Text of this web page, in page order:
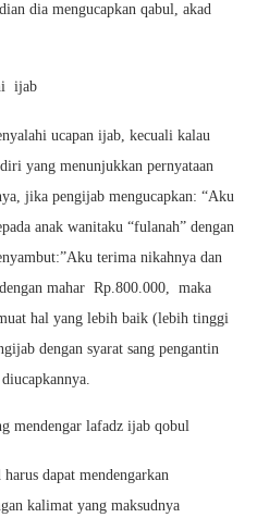
dia mengucapkan qabul, akad
ijab
ucapan ijab, kecuali kalau
yang menunjukkan pernyataan
jika pengijab mengucapkan: “Aku
anak wanitaku “fulanah” dengan
terima nikahnya dan
mahar Rp.800.000, maka
hal yang lebih baik (lebih tinggi
dengan syarat sang pengantin
mendengar lafadz ijab qobul
dapat mendengarkan
kalimat yang maksudnya